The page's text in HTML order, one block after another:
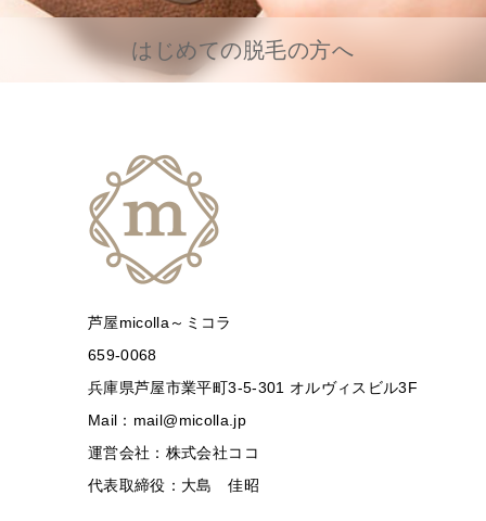
はじめての脱毛の方へ
芦屋micolla～ミコラ
659-0068
兵庫県芦屋市業平町3-5-301 オルヴィスビル3F
Mail：mail@micolla.jp
運営会社：株式会社ココ
代表取締役：大島 佳昭